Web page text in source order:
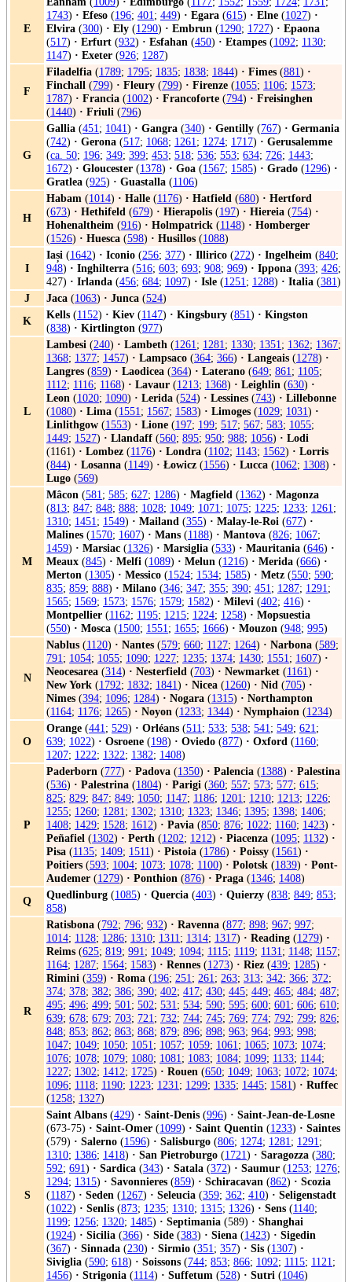
E
1743) · Efeso (196; 401; 449) · Egara (615) · Elne (1027) ·
Elvira (300) · Ely (1290) · Embrun (1290; 1727) · Epaona
(517) · Erfurt (932) · Esfahan (450) · Etampes (1092; 1130;
1147) · Exeter (926; 1287)
F
Filadelfia (1789; 1795; 1835; 1838; 1844) · Fimes (881) ·
Finchall (799) · Fleury (799) · Firenze (1055; 1106; 1573;
1787) · Francia (1002) · Francoforte (794) · Freisinghen
(1440) · Friuli (796)
G
Gallia (451; 1041) · Gangra (340) · Gentilly (767) · Germania
(742) · Gerona (517; 1068; 1261; 1274; 1717) · Gerusalemme
(ca. 50; 196; 349; 399; 453; 518; 536; 553; 634; 726; 1443;
1672) · Gloucester (1378) · Goa (1567; 1585) · Grado (1296) ·
Gratlea (925) · Guastalla (1106)
H
Habam (1014) · Halle (1176) · Hatfield (680) · Hertford
(673) · Hethifeld (679) · Hierapolis (197) · Hiereia (754) ·
Hohenaltheim (916) · Holmpatrick (1148) · Homberger
(1526) · Huesca (598) · Husillos (1088)
I
Iași (1642) · Iconio (256; 377) · Illirico (272) · Ingelheim (840;
948) · Inghilterra (516; 603; 693; 908; 969) · Ippona (393; 426;
427) · Irlanda (456; 684; 1097) · Isle (1251; 1288) · Italia (381)
J
Jaca (1063) · Junca (524)
K
Kells (1152) · Kiev (1147) · Kingsbury (851) · Kingston
(838) · Kirtlington (977)
L
Lambesi (240) · Lambeth (1261; 1281; 1330; 1351; 1362; 1367;
1368; 1377; 1457) · Lampsaco (364; 366) · Langeais (1278) ·
Langres (859) · Laodicea (364) · Laterano (649; 861; 1105;
1112; 1116; 1168) · Lavaur (1213; 1368) · Leighlin (630) ·
Leon (1020; 1090) · Lerida (524) · Lessines (743) · Lillebonne
(1080) · Lima (1551; 1567; 1583) · Limoges (1029; 1031) ·
Linlithgow (1553) · Lione (197; 199; 517; 567; 583; 1055;
1449; 1527) · Llandaff (560; 895; 950; 988; 1056) · Lodi
(1161) · Lombez (1176) · Londra (1102; 1143; 1562) · Lorris
(844) · Losanna (1149) · Łowicz (1556) · Lucca (1062; 1308) ·
Lugo (569)
M
Mâcon (581; 585; 627; 1286) · Magfield (1362) · Magonza
(813; 847; 848; 888; 1028; 1049; 1071; 1075; 1225; 1233; 1261;
1310; 1451; 1549) · Mailand (355) · Malay-le-Roi (677) ·
Malines (1570; 1607) · Mans (1188) · Mantova (826; 1067;
1459) · Marsiac (1326) · Marsiglia (533) · Mauritania (646) ·
Meaux (845) · Melfi (1089) · Melun (1216) · Merida (666) ·
Merton (1305) · Messico (1524; 1534; 1585) · Metz (550; 590;
835; 859; 888) · Milano (346; 347; 355; 390; 451; 1287; 1291;
1565; 1569; 1573; 1576; 1579; 1582) · Milevi (402; 416) ·
Montpellier (1162; 1195; 1215; 1224; 1258) · Mopsuestia
(550) · Mosca (1500; 1551; 1655; 1666) · Mouzon (948; 995)
N
Nablus (1120) · Nantes (579; 660; 1127; 1264) · Narbona (589;
791; 1054; 1055; 1090; 1227; 1235; 1374; 1430; 1551; 1607) ·
Neocesarea (314) · Nesterfield (703) · Newmarket (1161) ·
New York (1792; 1832; 1841) · Nicea (1260) · Nid (705) ·
Nimes (394; 1096; 1284) · Nogara (1315) · Northampton
(1164; 1176; 1265) · Noyon (1233; 1344) · Nymphaion (1234)
O
Orange (441; 529) · Orléans (511; 533; 538; 541; 549; 621;
639; 1022) · Osroene (198) · Oviedo (877) · Oxford (1160;
1207; 1222; 1322; 1382; 1408)
P
Paderborn (777) · Padova (1350) · Palencia (1388) · Palestina
(536) · Palestrina (1804) · Parigi (360; 557; 573; 577; 615;
825; 829; 847; 849; 1050; 1147; 1186; 1201; 1210; 1213; 1226;
1255; 1260; 1281; 1302; 1310; 1323; 1346; 1395; 1398; 1406;
1408; 1429; 1528; 1612) · Pavia (850; 876; 1022; 1160; 1423) ·
Peñafiel (1302) · Perth (1202; 1212) · Piacenza (1095; 1132) ·
Pisa (1135; 1409; 1511) · Pistoia (1786) · Poissy (1561) ·
Poitiers (593; 1004; 1073; 1078; 1100) · Polotsk (1839) · Pont-
Audemer (1279) · Ponthion (876) · Praga (1346; 1408)
Q
Quedlinburg (1085) · Quercia (403) · Quierzy (838; 849; 853;
858)
R
Ratisbona (792; 796; 932) · Ravenna (877; 898; 967; 997;
1014; 1128; 1286; 1310; 1311; 1314; 1317) · Reading (1279) ·
Reims (625; 819; 991; 1049; 1094; 1115; 1119; 1131; 1148; 1157;
1164; 1287; 1564; 1583) · Rennes (1273) · Riez (439; 1285) ·
Rimini (359) · Roma (196; 251; 261; 263; 313; 342; 366; 372;
374; 378; 382; 386; 390; 402; 417; 430; 445; 449; 465; 484; 487;
495; 496; 499; 501; 502; 531; 534; 590; 595; 600; 601; 606; 610;
639; 678; 679; 703; 721; 732; 744; 745; 769; 774; 792; 799; 826;
848; 853; 862; 863; 868; 879; 896; 898; 963; 964; 993; 998;
1047; 1049; 1050; 1051; 1057; 1059; 1061; 1065; 1073; 1074;
1076; 1078; 1079; 1080; 1081; 1083; 1084; 1099; 1133; 1144;
1227; 1302; 1412; 1725) · Rouen (650; 1049; 1063; 1072; 1074;
1096; 1118; 1190; 1223; 1231; 1299; 1335; 1445; 1581) · Ruffec
(1258; 1327)
S
Saint Albans (429) · Saint-Denis (996) · Saint-Jean-de-Losne
(673-75) · Saint-Omer (1099) · Saint Quentin (1233) · Saintes
(579) · Salerno (1596) · Salisburgo (806; 1274; 1281; 1291;
1310; 1386; 1418) · San Pietroburgo (1721) · Saragozza (380;
592; 691) · Sardica (343) · Satala (372) · Saumur (1253; 1276;
1294; 1315) · Savonnieres (859) · Schiracavan (862) · Scozia
(1187) · Seden (1267) · Seleucia (359; 362; 410) · Seligenstadt
(1022) · Senlis (873; 1235; 1310; 1315; 1326) · Sens (1140;
1199; 1256; 1320; 1485) · Septimania (589) · Shanghai
(1924) · Sicilia (366) · Side (383) · Siena (1423) · Sigedin
(367) · Sinnada (230) · Sirmio (351; 357) · Sis (1307) ·
Siviglia (590; 618) · Soissons (744; 853; 866; 1092; 1115; 1121;
1456) · Strigonia (1114) · Suffetum (528) · Sutri (1046)